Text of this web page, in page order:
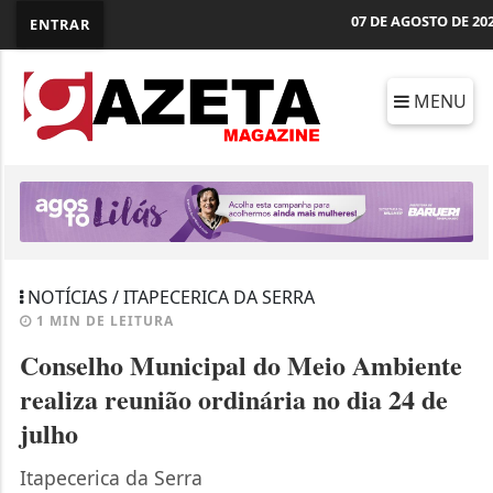
ENTRAR 07 DE AGOSTO DE
MENU
NOTÍCIAS / ITAPECERICA DA SERRA
1 MIN DE LEITURA
Conselho Municipal do Meio Ambiente
realiza reunião ordinária no dia 24 de
julho
Itapecerica da Serra